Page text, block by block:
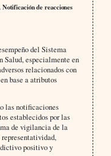
de reacciones
del Sistema
especialmente en
relacionados con
base a atributos
las notificaciones
establecidos por las
de vigilancia de la
positivo y